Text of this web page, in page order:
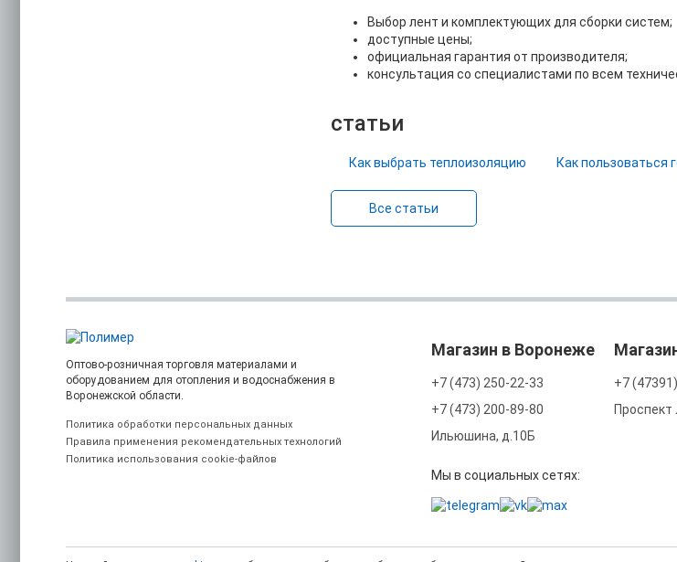
Выбор лент и комплектующих для сборки систем;
доступные цены;
официальная гарантия от производителя;
консультация со специалистами по всем
статьи
Как выбрать теплоизоляцию Как пользоваться
Все статьи
Оптово-розничная торговля материалами и
оборудованием для отопления и водоснабжения в
Воронежской области.
Политика обработки персональных данных
Правила применения рекомендательных технологий
Политика использования cookie-файлов
Магазин в Воронеже
+7 (473) 250-22-33
+7 (473) 200-89-80
Ильюшина, д.10Б
Мы в социальных сетях:
+7
Проспект